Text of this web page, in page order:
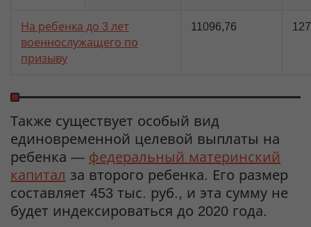
На ребенка до 3 лет
военнослужащего по
призыву
11096,76
Также существует особый вид
единовременной целевой выплаты на
ребенка — федеральный материнский
капитал за второго ребенка. Его размер
составляет 453 тыс. руб., и эта сумму не
будет индексироваться до 2020 года.